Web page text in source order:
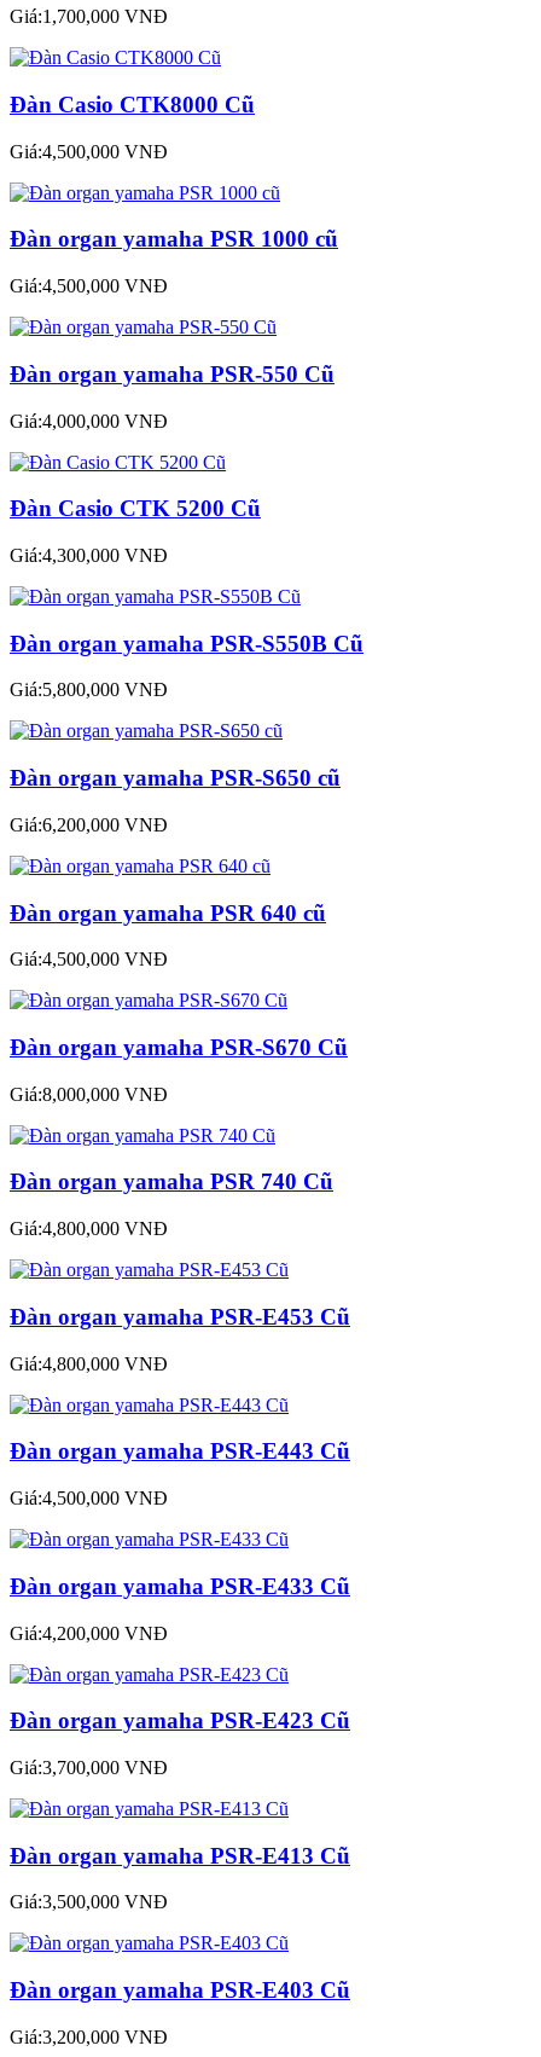
Giá:1,700,000 VNĐ
Đàn Casio CTK8000 Cũ
Giá:4,500,000 VNĐ
Đàn organ yamaha PSR 1000 cũ
Giá:4,500,000 VNĐ
Đàn organ yamaha PSR-550 Cũ
Giá:4,000,000 VNĐ
Đàn Casio CTK 5200 Cũ
Giá:4,300,000 VNĐ
Đàn organ yamaha PSR-S550B Cũ
Giá:5,800,000 VNĐ
Đàn organ yamaha PSR-S650 cũ
Giá:6,200,000 VNĐ
Đàn organ yamaha PSR 640 cũ
Giá:4,500,000 VNĐ
Đàn organ yamaha PSR-S670 Cũ
Giá:8,000,000 VNĐ
Đàn organ yamaha PSR 740 Cũ
Giá:4,800,000 VNĐ
Đàn organ yamaha PSR-E453 Cũ
Giá:4,800,000 VNĐ
Đàn organ yamaha PSR-E443 Cũ
Giá:4,500,000 VNĐ
Đàn organ yamaha PSR-E433 Cũ
Giá:4,200,000 VNĐ
Đàn organ yamaha PSR-E423 Cũ
Giá:3,700,000 VNĐ
Đàn organ yamaha PSR-E413 Cũ
Giá:3,500,000 VNĐ
Đàn organ yamaha PSR-E403 Cũ
Giá:3,200,000 VNĐ